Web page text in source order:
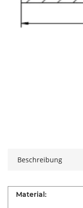
Beschreibung
Material: